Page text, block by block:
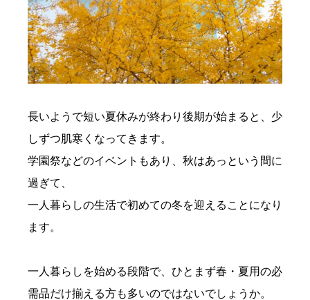
長いようで短い夏休みが終わり後期が始まると、少
しずつ肌寒くなってきます。
学園祭などのイベントもあり、秋はあっという間に
過ぎて、
一人暮らしの生活で初めての冬を迎えることになり
ます。
一人暮らしを始める段階で、ひとまず春・夏用の必
需品だけ揃える方も多いのではないでしょうか。